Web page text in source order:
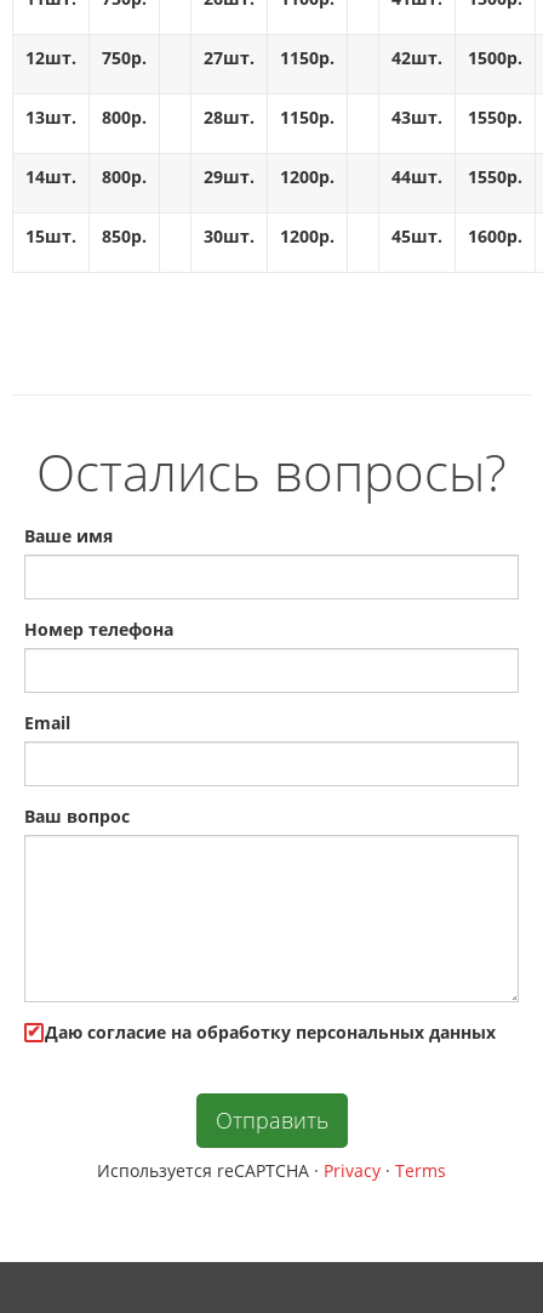
12шт. 750р. 27шт. 1150р. 42шт. 1500р.
13шт. 800р. 28шт. 1150р. 43шт. 1550р.
14шт. 800р. 29шт. 1200р. 44шт. 1550р.
15шт. 850р. 30шт. 1200р. 45шт. 1600р.
Остались вопросы?
Ваше имя
Номер телефона
Email
Ваш вопрос
Даю cогласие на обработку персональных данных
Используется reCAPTCHA · Privacy · Terms